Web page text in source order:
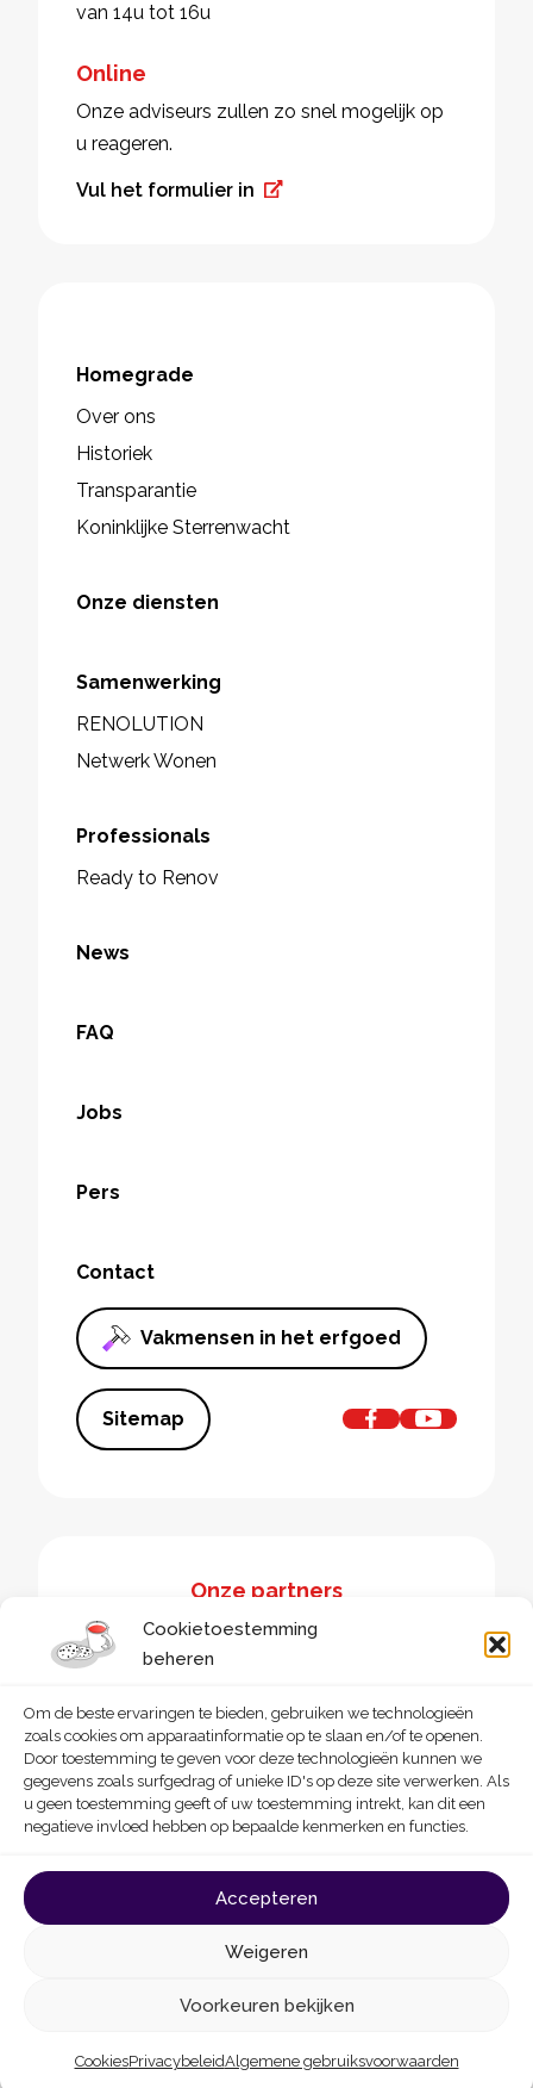
Cookietoestemming
beheren
Om de beste ervaringen te bieden, gebruiken we technologieën
zoals cookies om apparaatinformatie op te slaan en/of te openen.
Door toestemming te geven voor deze technologieën kunnen we
gegevens zoals surfgedrag of unieke ID's op deze site verwerken. Als
u geen toestemming geeft of uw toestemming intrekt, kan dit een
negatieve invloed hebben op bepaalde kenmerken en functies.
Accepteren
Weigeren
Voorkeuren bekijken
CookiesPrivacybeleidAlgemene gebruiksvoorwaarden
van 14u tot 16u
Online
Onze adviseurs zullen zo snel mogelijk op
u reageren.
Vul het formulier in
Homegrade
Over ons
Historiek
Transparantie
Koninklijke Sterrenwacht
Onze diensten
Samenwerking
RENOLUTION
Netwerk Wonen
Professionals
Ready to Renov
News
FAQ
Jobs
Pers
Contact
Vakmensen in het erfgoed
Sitemap
Onze partners
love
Privacybeleid